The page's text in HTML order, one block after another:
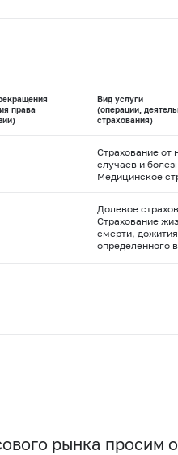
права
Вид услуги
(операции,
страхования)
Страхование от
случаев и
Медицинское
Долевое
Страхование
смерти,
определенного
рынка просим